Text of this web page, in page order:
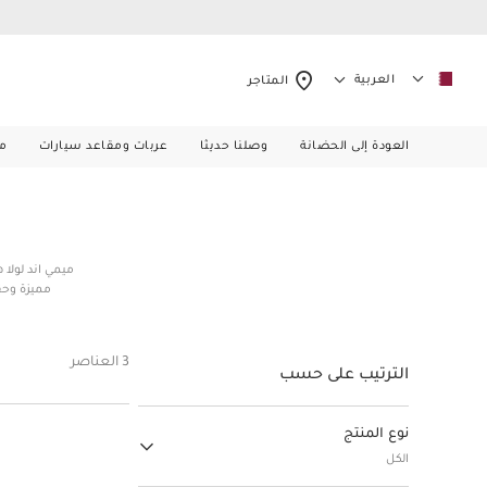
العربية المتاجر
العودة إلى الحضانة وصلنا حديثا عربات ومقاعد سيارات
ميمي اند
مميزة
الترتيب على حسب
نوع المنتج
الكل
3 العناصر